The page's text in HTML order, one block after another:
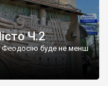
Ч.2
Феодосію буде не менш